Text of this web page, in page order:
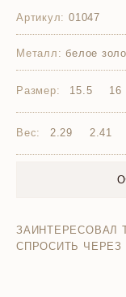
Артикул: 01047
Металл: белое
Размер: 15.5 16
Вес: 2.29 2.41
ЗАИНТЕРЕСОВАЛ
СПРОСИТЬ ЧЕРЕЗ